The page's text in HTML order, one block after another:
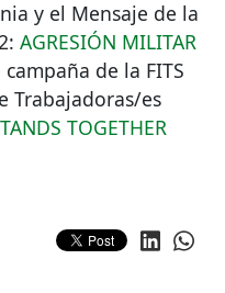
y el Mensaje de la
AGRESIÓN MILITAR
de la FITS
Trabajadoras/es
TOGETHER